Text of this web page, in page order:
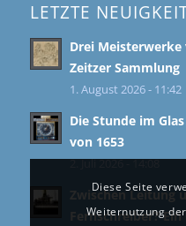
LETZTE
Drei Meisterwerke
Zeitzer Sammlung
1. August 2026 - 11:42
Die Stunde im
von 1653
2. Juli 2026 - 14:08
Zwischen Leitung
Fernschreiber?
Diese Seite
Weiternutzung